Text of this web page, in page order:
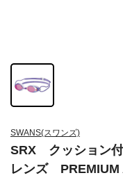
SWANS(スワンズ)
SRX クッション
レンズ PREMIUM